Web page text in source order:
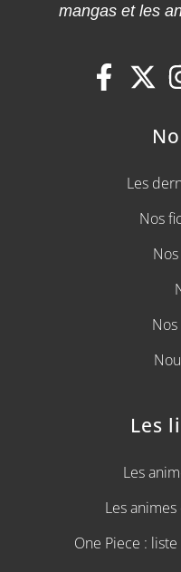
mangas et les
Les
Nos
Les
Les
Les
One Piece :